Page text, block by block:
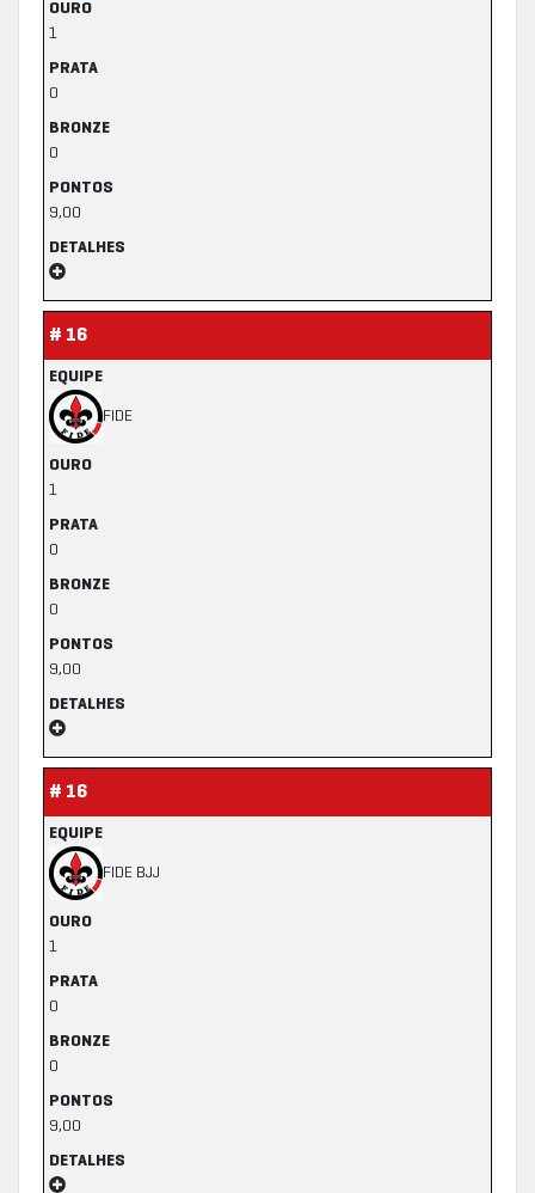
OURO
1
PRATA
0
BRONZE
0
PONTOS
9,00
DETALHES
# 16
EQUIPE
FIDE
OURO
1
PRATA
0
BRONZE
0
PONTOS
9,00
DETALHES
# 16
EQUIPE
FIDE BJJ
OURO
1
PRATA
0
BRONZE
0
PONTOS
9,00
DETALHES